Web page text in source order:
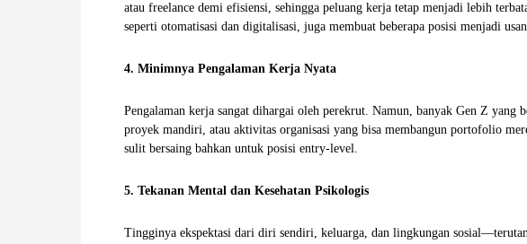
atau freelance demi efisiensi, sehingga peluang kerja tetap menjadi lebih
seperti otomatisasi dan digitalisasi, juga membuat beberapa posisi menjadi
4. Minimnya Pengalaman Kerja Nyata
Pengalaman kerja sangat dihargai oleh perekrut. Namun, banyak Gen Z yang
proyek mandiri, atau aktivitas organisasi yang bisa membangun portofolio
sulit bersaing bahkan untuk posisi entry-level.
5. Tekanan Mental dan Kesehatan Psikologis
Tingginya ekspektasi dari diri sendiri, keluarga, dan lingkungan